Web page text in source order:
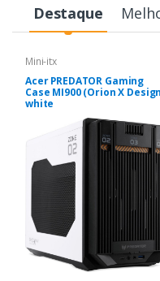
Destaque
Mini-itx
Acer PREDATOR Gaming
Case MI900 (Orion X
white